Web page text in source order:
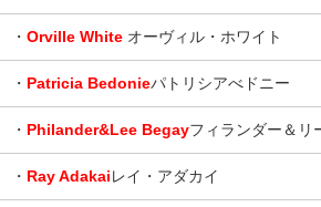
・ Orville White オーヴィル・ホワイト
・ Patricia Bedonieパトリシアべドニー
・ Philander&Lee Begayフィランダー＆リ
・ Ray Adakaiレイ・アダカイ